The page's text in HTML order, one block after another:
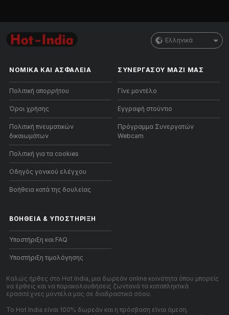
Ελληνικά
ΝΟΜΙΚΑ ΚΑΙ ΑΣΦΑΛΕΙΑ
Πολιτική απορρήτου
Όροι χρήσης
Πολιτική πνευματικών
δικαιωμάτων
Πολιτική για τα cookies
Οδηγός γονικού ελέγχου
Βοήθεια κατά της δουλείας
ΣΥΝΕΡΓΑΣΟΥ ΜΑΖΙ ΜΑΣ
Γίνε μοντέλο
Εγγραφή στούντιο
Πρόγραμμα Συνεργατών
Webcam
ΒΟΉΘΕΙΑ & ΥΠΟΣΤΉΡΙΞΗ
Υποστήριξη και FAQ
Υποστήριξη τιμολόγησης
Καλώς ήρθες στο Hot India, μια δωρεάν online κοινότητα όπου μπορείς
να έρθεις και να παρακολουθήσεις ζωντανά τα καταπληκτικά
ερασιτέχνες μοντέλα μας σε διαδραστικά σόου.
Το Hot India είναι 100% δωρεάν και η πρόσβαση είναι άμεση.